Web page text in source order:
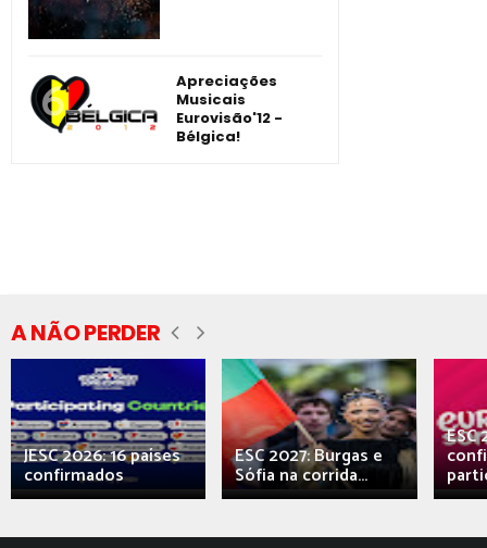
Apreciações
Musicais
Eurovisão'12 -
Bélgica!
A NÃO PERDER
JESC 2026: 16 países
confirmados
ESC 2027: Burgas e
Sófia na corrida...
ESC